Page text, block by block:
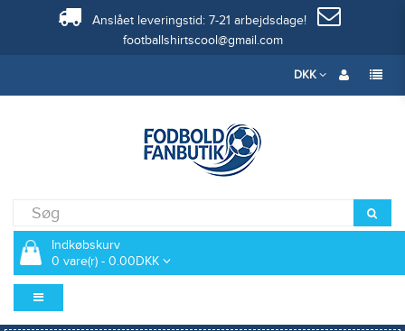
Anslået leveringstid: 7-21 arbejdsdage!
footballshirtscool@gmail.com
DKK
Indkøbskurv
0 vare(r) - 0.00DKK